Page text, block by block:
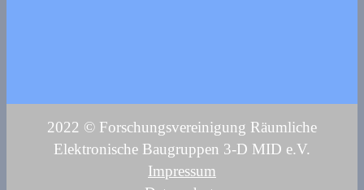
2022 © Forschungsvereinigung Räumliche
Elektronische Baugruppen 3-D MID e.V.
Impressum